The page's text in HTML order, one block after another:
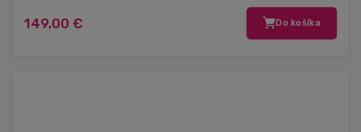
149,00 € Do košíka